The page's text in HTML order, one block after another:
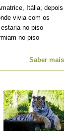
Itália, depois
vivia com os
no piso
no piso
Saber mais